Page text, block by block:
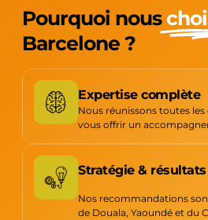
Pourquoi nous
Barcelone ?
Expertise complète
Nous réunissons toutes
vous offrir un
Stratégie &
Nos recommandations
de Douala, Yaoundé et du